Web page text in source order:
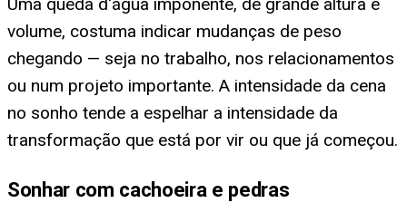
volume, costuma indicar mudanças de peso
chegando — seja no trabalho, nos relacionamentos
ou num projeto importante. A intensidade da cena
no sonho tende a espelhar a intensidade da
transformação que está por vir ou que já começou.
Sonhar com cachoeira e pedras